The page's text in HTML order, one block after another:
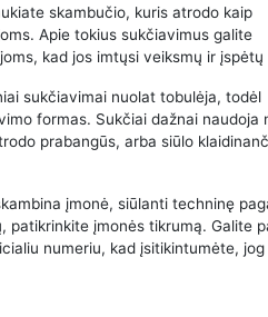
skambučio, kuris atrodo kaip
Apie tokius sukčiavimus galite
kad jos imtųsi veiksmų ir įspėtų
sukčiavimai nuolat tobulėja, todėl
formas. Sukčiai dažnai naudoja
prabangūs, arba siūlo
įmonė, siūlanti techninę
patikrinkite įmonės tikrumą. Galite
numeriu, kad įsitikintumėte, jog